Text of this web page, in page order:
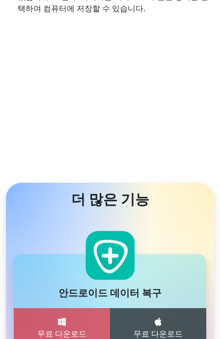
택하여 컴퓨터에 저장할 수 있습니다.
더 많은 기능
안드로이드 데이터 복구
무료 다운로드 무료 다운로드